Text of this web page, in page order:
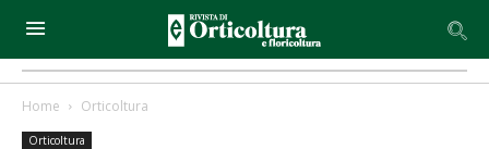
Home Orticoltura
Orticoltura